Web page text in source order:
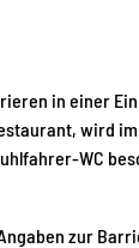
in einer
wird
WC
zur